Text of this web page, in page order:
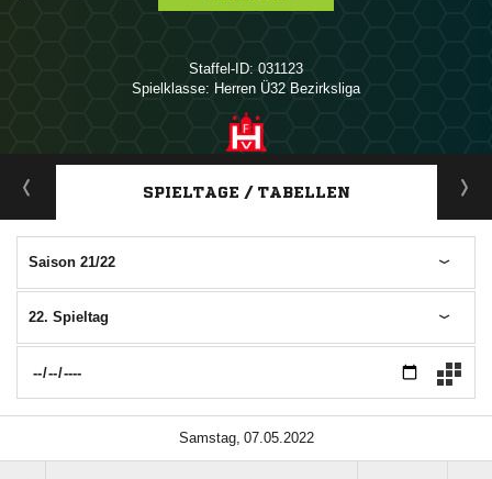
Staffel-ID: 031123
Spielklasse: Herren Ü32 Bezirksliga
ANZEIGE
SPIELTAGE / TABELLEN
Saison 21/22
22. Spieltag
 